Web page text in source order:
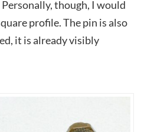
though, I would
profile. The pin is also
it is already visibly